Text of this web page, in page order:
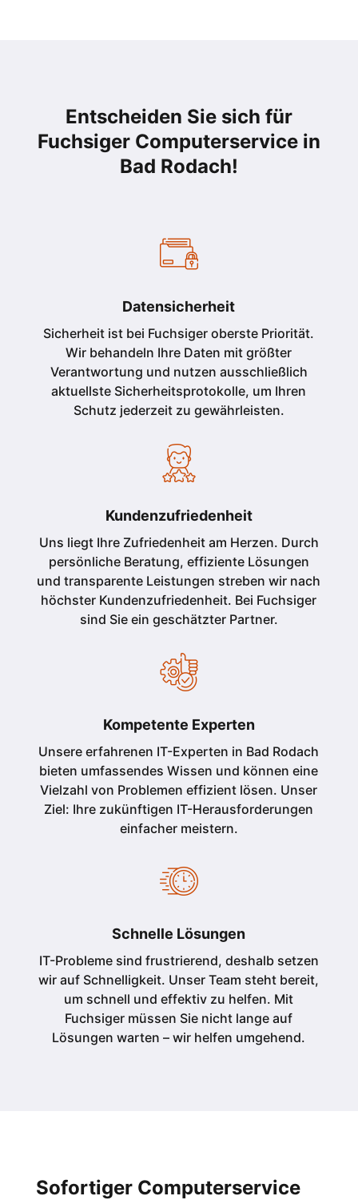
Entscheiden Sie sich für
Fuchsiger Computerservice in
Bad Rodach!
Datensicherheit
Sicherheit ist bei Fuchsiger oberste Priorität.
Wir behandeln Ihre Daten mit größter
Verantwortung und nutzen ausschließlich
aktuellste Sicherheitsprotokolle, um Ihren
Schutz jederzeit zu gewährleisten.
Kundenzufriedenheit
Uns liegt Ihre Zufriedenheit am Herzen. Durch
persönliche Beratung, effiziente Lösungen
und transparente Leistungen streben wir nach
höchster Kundenzufriedenheit. Bei Fuchsiger
sind Sie ein geschätzter Partner.
Kompetente Experten
Unsere erfahrenen IT-Experten in Bad Rodach
bieten umfassendes Wissen und können eine
Vielzahl von Problemen effizient lösen. Unser
Ziel: Ihre zukünftigen IT-Herausforderungen
einfacher meistern.
Schnelle Lösungen
IT-Probleme sind frustrierend, deshalb setzen
wir auf Schnelligkeit. Unser Team steht bereit,
um schnell und effektiv zu helfen. Mit
Fuchsiger müssen Sie nicht lange auf
Lösungen warten – wir helfen umgehend.
Sofortiger Computerservice